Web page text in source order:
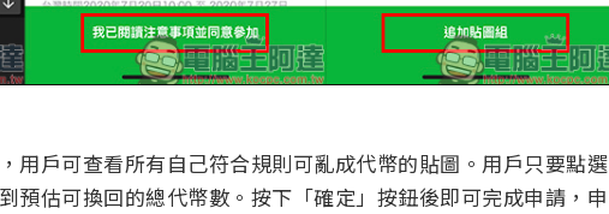
用戶可查看所有自己符合規則可亂成代幣的貼圖。用戶只要點選
預估可換回的總代幣數。按下「確定」按鈕後即可完成申請，申